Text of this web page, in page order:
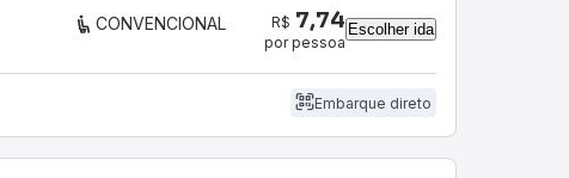
CONVENCIONAL R$ 7,74
por pessoa
Escolher ida
Embarque direto